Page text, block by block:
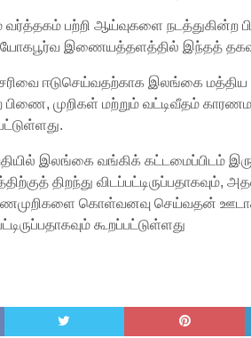
பற்றி ஆய்வுகளை நடத்துகின்ற
இணையத்தளத்தில் இந்தத்
ஈடுசெய்வதற்காக இலங்கை
பிணை, முறிகள் மற்றும் வட்டிவீதம்
இலங்கை வங்கிக் கட்டமைப்பிடம்
திறந்து விடப்பட்டிருப்பதாகவும்,
கொள்வனவு செய்வதன்
கூறப்பட்டுள்ளது